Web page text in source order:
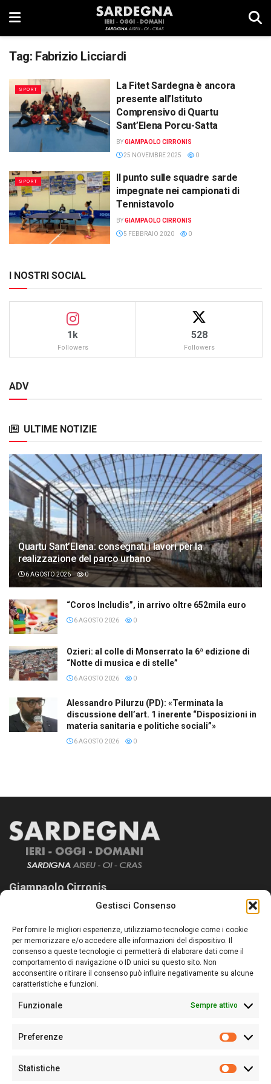
Gestisci Consenso
Per fornire le migliori esperienze, utilizziamo tecnologie come i cookie
per memorizzare e/o accedere alle informazioni del dispositivo. Il
consenso a queste tecnologie ci permetterà di elaborare dati come il
comportamento di navigazione o ID unici su questo sito. Non
acconsentire o ritirare il consenso può influire negativamente su alcune
caratteristiche e funzioni.
Funzionale Sempre attivo
Preferenze
Statistiche
Tag: Fabrizio Licciardi
SPORT
La Fitet Sardegna è ancora
presente all’Istituto
Comprensivo di Quartu
Sant’Elena Porcu-Satta
BYGIAMPAOLO CIRRONIS
25 NOVEMBRE 2025
0
SPORT
Il punto sulle squadre sarde
impegnate nei campionati di
Tennistavolo
BYGIAMPAOLO CIRRONIS
5 FEBBRAIO 2020
0
I NOSTRI SOCIAL
1k
Followers
528
Followers
ADV
ULTIME NOTIZIE
Quartu Sant’Elena: consegnati i lavori per la
realizzazione del parco urbano
6 AGOSTO 2026 0
“Coros Includis”, in arrivo oltre 652mila euro
6 AGOSTO 2026 0
Ozieri: al colle di Monserrato la 6ª edizione di
“Notte di musica e di stelle”
6 AGOSTO 2026 0
Alessandro Pilurzu (PD): «Terminata la
discussione dell’art. 1 inerente “Disposizioni in
materia sanitaria e politiche sociali”»
6 AGOSTO 2026 0
Giampaolo Cirronis
Sardegna Ieri-Oggi-Domani nasce per informare “liberamente” i
lettori su quanto accade in Sardegna, con un occhio rivolto al
nostro passato e, soprattutto, al nostro futuro
Follow Us
Sede:Via Cristoforo Colombo 09013 Carbonia
Partita IVA02270380922